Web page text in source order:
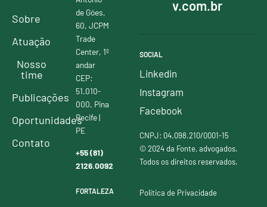
Sobre
Atuação
Nosso
time
Publicações
Oportunidades
Contato
de Góes,
60, JCPM
Trade
Center, 1º
andar
CEP:
51.010-
000, Pina
Recife |
PE
+55 (81)
2126.0092
FORTALEZA
v.com.br
SOCIAL
Linkedin
Instagram
Facebook
CNPJ: 04.098.210/0001-15
© 2024 da Fonte, advogados.
Todos os direitos reservados.
Política de Privacidade